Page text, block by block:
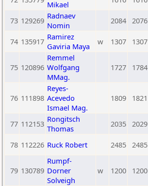
Mikael
73 129269 Radnaev
Nomin
2084 2076
74 135917 Ramirez
Gaviria Maya
w 1307 1307
75 120896
Remmel
Wolfgang
MMag.
1727 1784
76 111898
Reyes-
Acevedo
Ismael Mag.
1809 1821
77 112153 Rongitsch
Thomas
2035 2029
78 112226 Ruck Robert 2485 2485
79 130789
Rumpf-
Dorner
Solveigh
w 1200 1200